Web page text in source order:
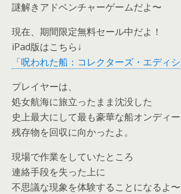
謎解きアドベンチャーゲームだよ〜
現在、期間限定無料セール中だよ！
iPad版はこちら↓
「呪われた船：コレクターズ・エディ
プレイヤーは、
処女航海に旅立ったまま沈没した
史上最大にして最も豪華な船オンディ
残存物を回収に向かったよ。
現場で作業をしていたところ
連絡手段を失った上に
不思議な現象を体験することになるよ〜